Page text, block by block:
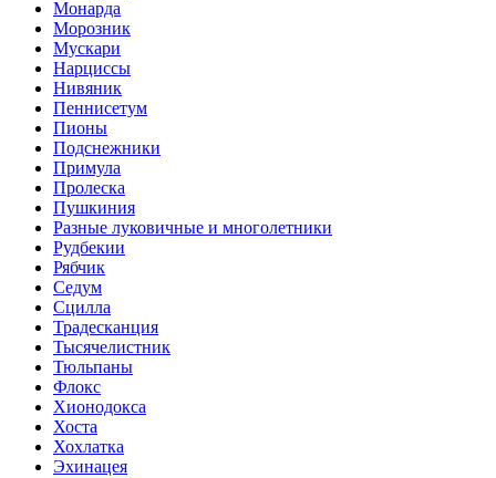
Монарда
Морозник
Мускари
Нарциссы
Нивяник
Пеннисетум
Пионы
Подснежники
Примула
Пролеска
Пушкиния
Разные луковичные и многолетники
Рудбекии
Рябчик
Седум
Сцилла
Традесканция
Тысячелистник
Тюльпаны
Флокс
Хионодокса
Хоста
Хохлатка
Эхинацея